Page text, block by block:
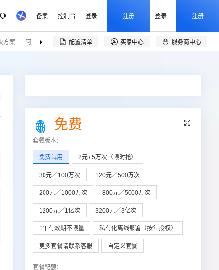
备案 控制台 登录 注册 登录 注册
方案 阿里云精选 伙伴招募
配置清单  买家中心  服务商中心

免费
套餐版本：
免费试用 2元 / 5万次（限时抢）
30元／100万次 120元／500万次
200元／1000万次 800元／5000万次
1200元／1亿次 3200元／3亿次
1年有效期不限量 私有化离线部署（按年授权）
更多套餐请联系客服 自定义套餐
套餐配额 ：